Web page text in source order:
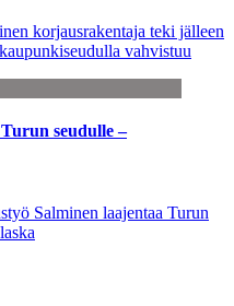
korjausrakentaja teki jälleen
vahvistuu
seudulle –
Salminen laajentaa Turun